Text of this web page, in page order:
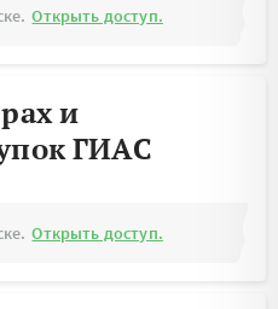
Открыть доступ.
и
ГИАС
Открыть доступ.